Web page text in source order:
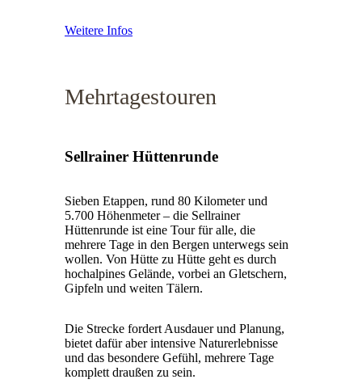
Weitere Infos
Mehrtagestouren
Sellrainer Hüttenrunde
Sieben Etappen, rund 80 Kilometer und
5.700 Höhenmeter – die Sellrainer
Hüttenrunde ist eine Tour für alle, die
mehrere Tage in den Bergen unterwegs sein
wollen. Von Hütte zu Hütte geht es durch
hochalpines Gelände, vorbei an Gletschern,
Gipfeln und weiten Tälern.
Die Strecke fordert Ausdauer und Planung,
bietet dafür aber intensive Naturerlebnisse
und das besondere Gefühl, mehrere Tage
komplett draußen zu sein.